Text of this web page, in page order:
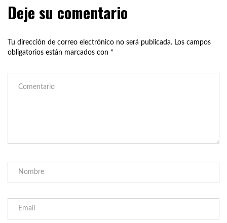
Deje su comentario
Tu dirección de correo electrónico no será publicada. Los campos
obligatorios están marcados con *